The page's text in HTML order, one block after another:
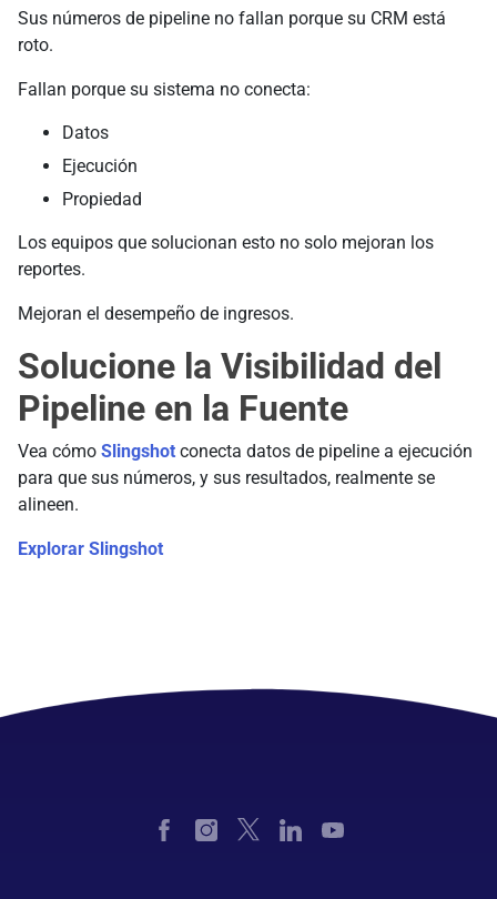
Sus números de pipeline no fallan porque su CRM está
roto.
Fallan porque su sistema no conecta:
Datos
Ejecución
Propiedad
Los equipos que solucionan esto no solo mejoran los
reportes.
Mejoran el desempeño de ingresos.
Solucione la Visibilidad del
Pipeline en la Fuente
Vea cómo Slingshot conecta datos de pipeline a ejecución
para que sus números, y sus resultados, realmente se
alineen.
Explorar Slingshot